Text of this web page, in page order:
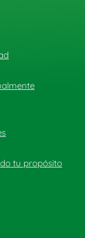
tu propósito